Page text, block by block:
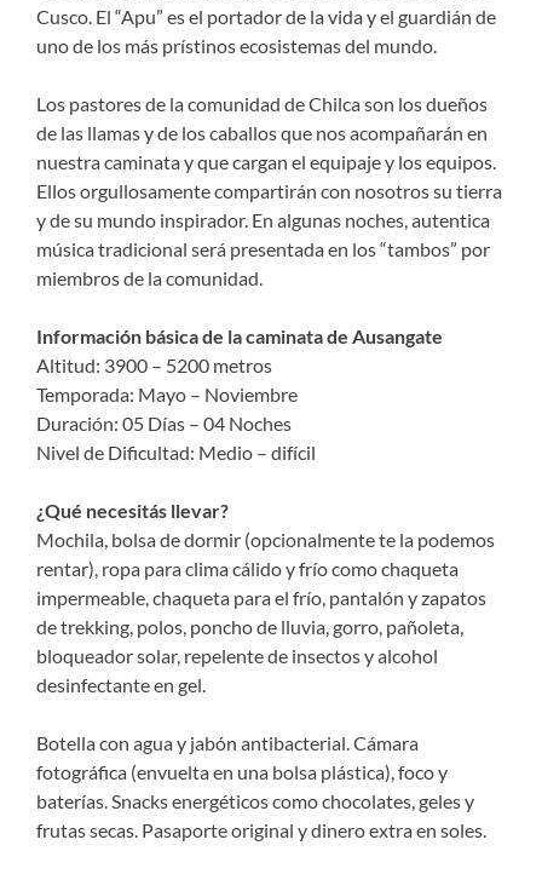
Cusco. El “Apu” es el portador de la vida y el guardián de
uno de los más prístinos ecosistemas del mundo.
Los pastores de la comunidad de Chilca son los dueños
de las llamas y de los caballos que nos acompañarán en
nuestra caminata y que cargan el equipaje y los equipos.
Ellos orgullosamente compartirán con nosotros su tierra
y de su mundo inspirador. En algunas noches, autentica
música tradicional será presentada en los “tambos” por
miembros de la comunidad.
Información básica de la caminata de Ausangate
Altitud: 3900 – 5200 metros
Temporada: Mayo – Noviembre
Duración: 05 Días – 04 Noches
Nivel de Dificultad: Medio – difícil
¿Qué necesitás llevar?
Mochila, bolsa de dormir (opcionalmente te la podemos
rentar), ropa para clima cálido y frío como chaqueta
impermeable, chaqueta para el frío, pantalón y zapatos
de trekking, polos, poncho de lluvia, gorro, pañoleta,
bloqueador solar, repelente de insectos y alcohol
desinfectante en gel.
Botella con agua y jabón antibacterial. Cámara
fotográfica (envuelta en una bolsa plástica), foco y
baterías. Snacks energéticos como chocolates, geles y
frutas secas. Pasaporte original y dinero extra en soles.